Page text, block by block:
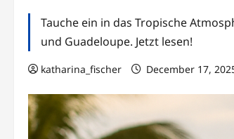
Tauche ein in das Tropische
und Guadeloupe. Jetzt lesen!
katharina_fischer December 17,